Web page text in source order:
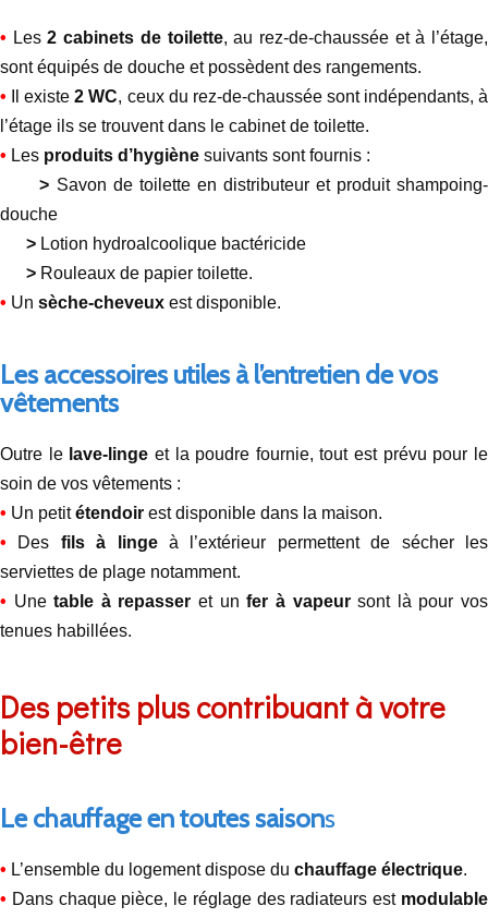
• Les2 cabinets de toilette, au rez-de-chaussée et à l’étage,
sont équipés de douche et possèdent des rangements.
•
Il existe2 WC, ceux du rez-de-chaussée sont indépendants, à
l’étage ils se trouvent dans le cabinet de toilette.
• Les produits d’hygiène suivants sont fournis :
> Savon de toilette en distributeur et produit shampoing-
douche
> Lotion hydroalcoolique bactéricide
> Rouleaux de papier toilette.
• Un sèche-cheveux est disponible.
Les accessoires utiles à l’entretien de vos
vêtements
Outre le lave-linge et la poudre fournie, tout est prévu pour le
soin de vos vêtements :
• Un petitétendoir est disponible dans la maison.
• Des fils à lingeà l’extérieur permettent de sécher les
serviettes de plage notamment.
• Unetable à repasser et unfer à vapeursont là pour vos
tenues habillées.
Des petits plus contribuant à votre
bien-être
Le chauffage en toutes saisons
• L’ensemble du logement dispose du chauffage électrique.
• Dans chaque pièce, le réglage des radiateurs est modulable